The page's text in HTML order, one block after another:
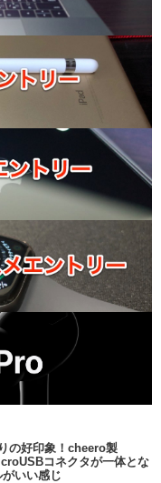
の好印象！cheero製
コネクタが一体とな
いい感じ